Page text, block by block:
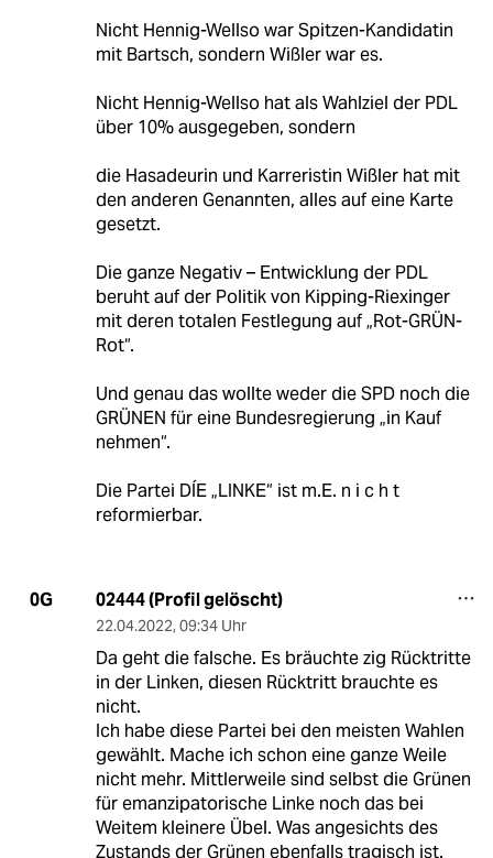
Nicht Hennig-Wellso war Spitzen-Kandidatin
mit Bartsch, sondern Wißler war es.
Nicht Hennig-Wellso hat als Wahlziel der PDL
über 10% ausgegeben, sondern
die Hasadeurin und Karreristin Wißler hat mit
den anderen Genannten, alles auf eine Karte
gesetzt.
Die ganze Negativ – Entwicklung der PDL
beruht auf der Politik von Kipping-Riexinger
mit deren totalen Festlegung auf „Rot-GRÜN-
Rot“.
Und genau das wollte weder die SPD noch die
GRÜNEN für eine Bundesregierung „in Kauf
nehmen“.
Die Partei DÍE „LINKE“ ist m.E. n i c h t
reformierbar.
0G 02444 (Profil gelöscht)
22.04.2022, 09:34 Uhr
Da geht die falsche. Es bräuchte zig Rücktritte
in der Linken, diesen Rücktritt brauchte es
nicht.
Ich habe diese Partei bei den meisten Wahlen
gewählt. Mache ich schon eine ganze Weile
nicht mehr. Mittlerweile sind selbst die Grünen
für emanzipatorische Linke noch das bei
Weitem kleinere Übel. Was angesichts des
Zustands der Grünen ebenfalls tragisch ist.